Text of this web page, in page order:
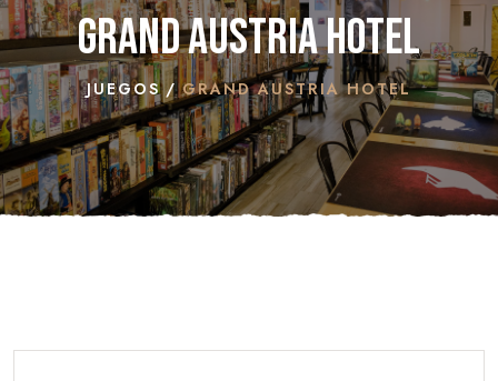
Grand Austria Hotel
JUEGOS GRAND AUSTRIA HOTEL